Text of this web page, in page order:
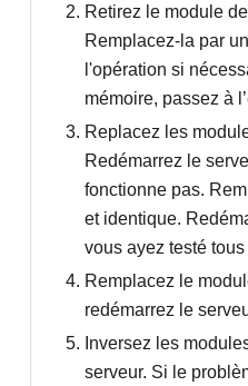
Retirez le module
Remplacez-la par
l'opération si
mémoire, passez à
Replacez les
Redémarrez le
fonctionne pas.
et identique.
vous ayez testé
Remplacez le
redémarrez le
Inversez les
serveur. Si le